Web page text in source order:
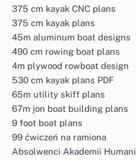
375 cm kayak CNC plans
375 cm kayak plans
45m aluminum boat designs
490 cm rowing boat plans
4m plywood rowboat design
530 cm kayak plans PDF
65m utility skiff plans
67m jon boat building plans
9 foot boat plans
99 ćwiczeń na ramiona
Absolwenci Akademii